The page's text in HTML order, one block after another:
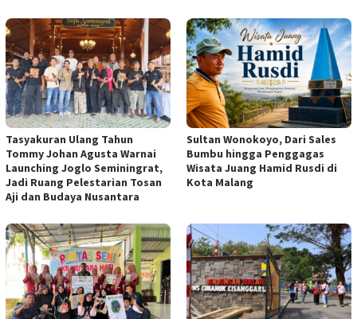
Tasyakuran Ulang Tahun
Tommy Johan Agusta Warnai
Launching Joglo Seminingrat,
Jadi Ruang Pelestarian Tosan
Aji dan Budaya Nusantara
Sultan Wonokoyo, Dari Sales
Bumbu hingga Penggagas
Wisata Juang Hamid Rusdi di
Kota Malang